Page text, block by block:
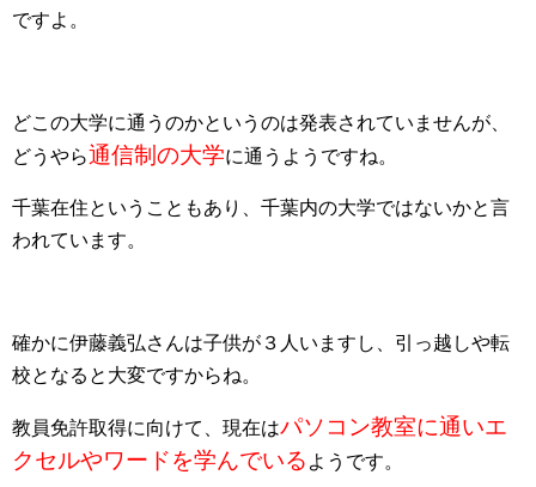
ですよ。
どこの大学に通うのかというのは発表されていませんが、
どうやら通信制の大学に通うようですね。
千葉在住ということもあり、千葉内の大学ではないかと言
われています。
確かに伊藤義弘さんは子供が３人いますし、引っ越しや転
校となると大変ですからね。
教員免許取得に向けて、現在はパソコン教室に通いエ
クセルやワードを学んでいる ようです。